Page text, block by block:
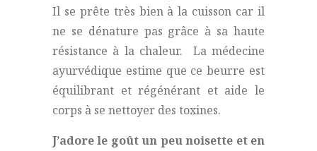
Il se prête très bien à la cuisson car il
ne se dénature pas grâce à sa haute
résistance à la chaleur. La médecine
ayurvédique estime que ce beurre est
équilibrant et régénérant et aide le
corps à se nettoyer des toxines.
J’adore le goût un peu noisette et en